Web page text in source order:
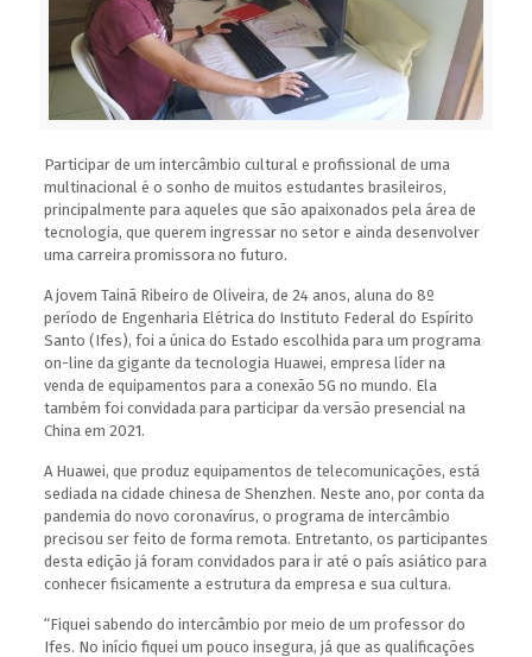
Participar de um intercâmbio cultural e profissional de uma
multinacional é o sonho de muitos estudantes brasileiros,
principalmente para aqueles que são apaixonados pela área de
tecnologia, que querem ingressar no setor e ainda desenvolver
uma carreira promissora no futuro.
A jovem Tainã Ribeiro de Oliveira, de 24 anos, aluna do 8º
período de Engenharia Elétrica do Instituto Federal do Espírito
Santo (Ifes), foi a única do Estado escolhida para um programa
on-line da gigante da tecnologia Huawei, empresa líder na
venda de equipamentos para a conexão 5G no mundo. Ela
também foi convidada para participar da versão presencial na
China em 2021.
A Huawei, que produz equipamentos de telecomunicações, está
sediada na cidade chinesa de Shenzhen. Neste ano, por conta da
pandemia do novo coronavírus, o programa de intercâmbio
precisou ser feito de forma remota. Entretanto, os participantes
desta edição já foram convidados para ir até o país asiático para
conhecer fisicamente a estrutura da empresa e sua cultura.
“Fiquei sabendo do intercâmbio por meio de um professor do
Ifes. No início fiquei um pouco insegura, já que as qualificações